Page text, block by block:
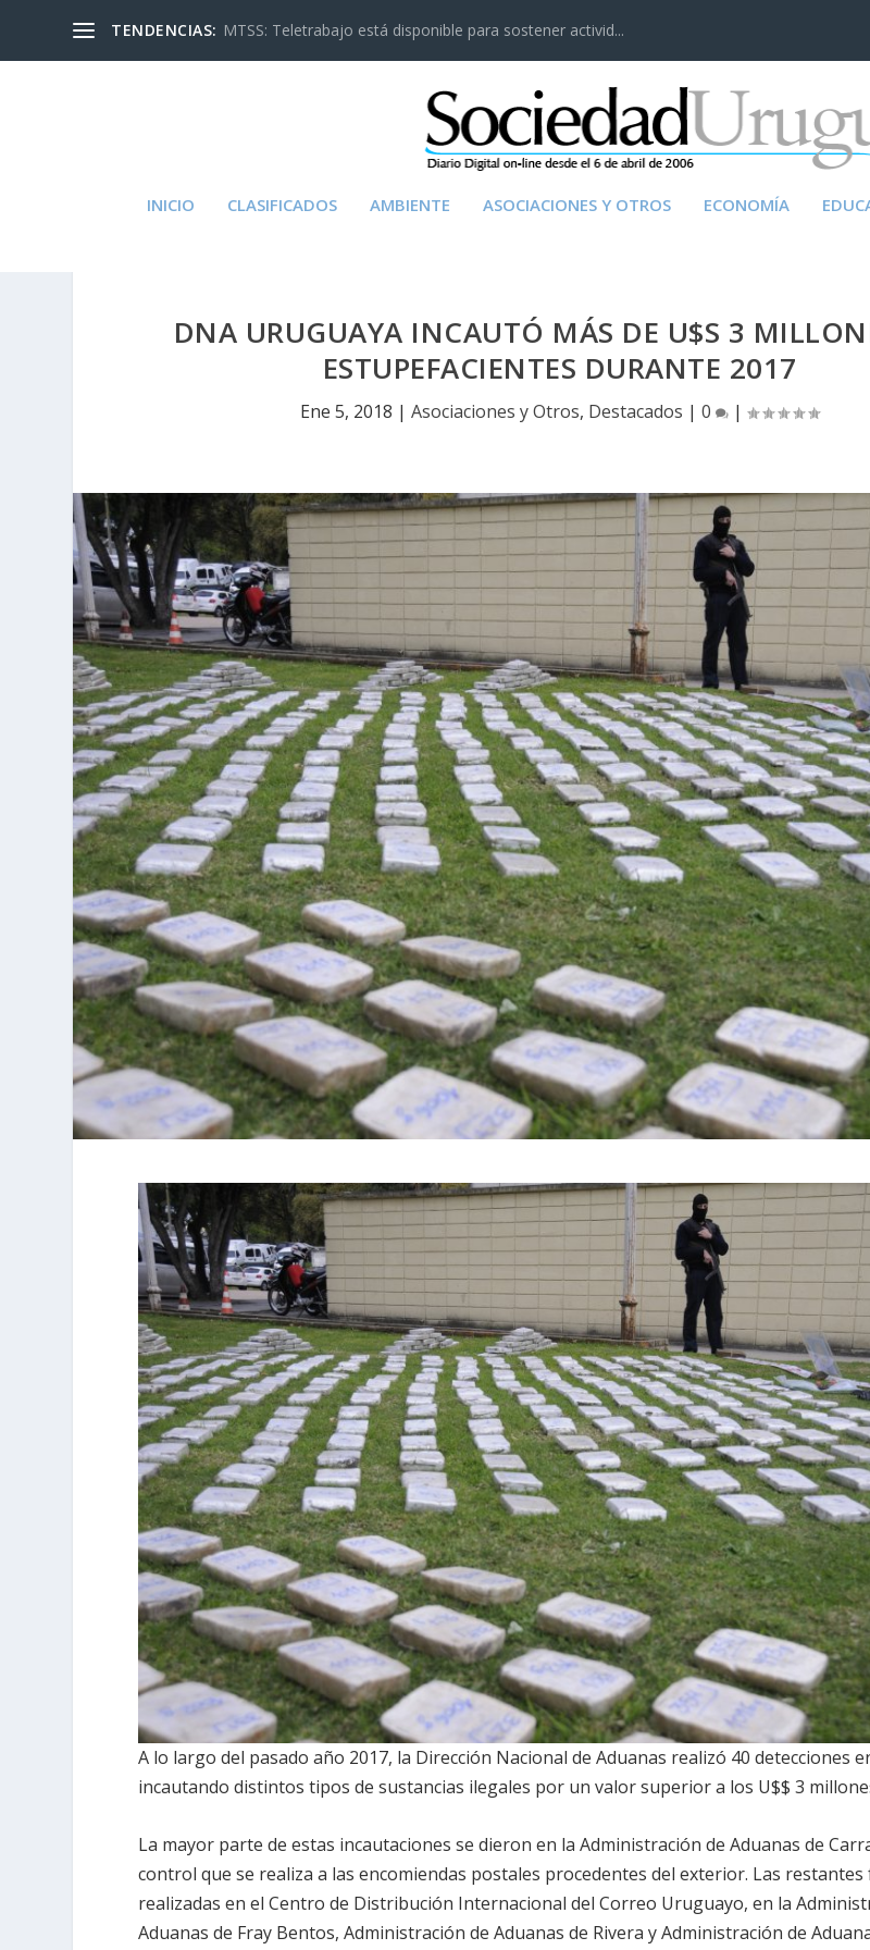
TENDENCIAS: MTSS: Teletrabajo está disponible para sostener activid...
INICIO CLASIFICADOS AMBIENTE ASOCIACIONES Y OTROS ECONOMÍA
DNA URUGUAYA INCAUTÓ MÁS DE U$S 3
ESTUPEFACIENTES DURANTE 2017
Ene 5, 2018 |Asociaciones y Otros, Destacados |0 |
A lo largo del pasado año 2017, la Dirección Nacional de Aduanas realizó 40 detecciones
incautando distintos tipos de sustancias ilegales por un valor superior a los U$$ 3
La mayor parte de estas incautaciones se dieron en la Administración de Aduanas de
control que se realiza a las encomiendas postales procedentes del exterior. Las
realizadas en el Centro de Distribución Internacional del Correo Uruguayo, en la
Aduanas de Fray Bentos, Administración de Aduanas de Rivera y Administración de